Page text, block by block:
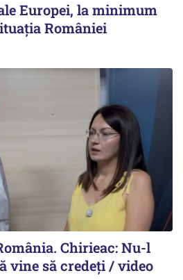
Europei, la minimum
României
Chirieac: Nu-l
vine să credeți / video